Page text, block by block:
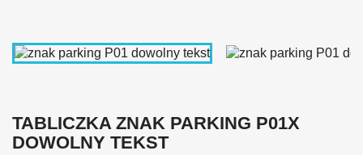
TABLICZKA ZNAK PARKING P01X
DOWOLNY TEKST